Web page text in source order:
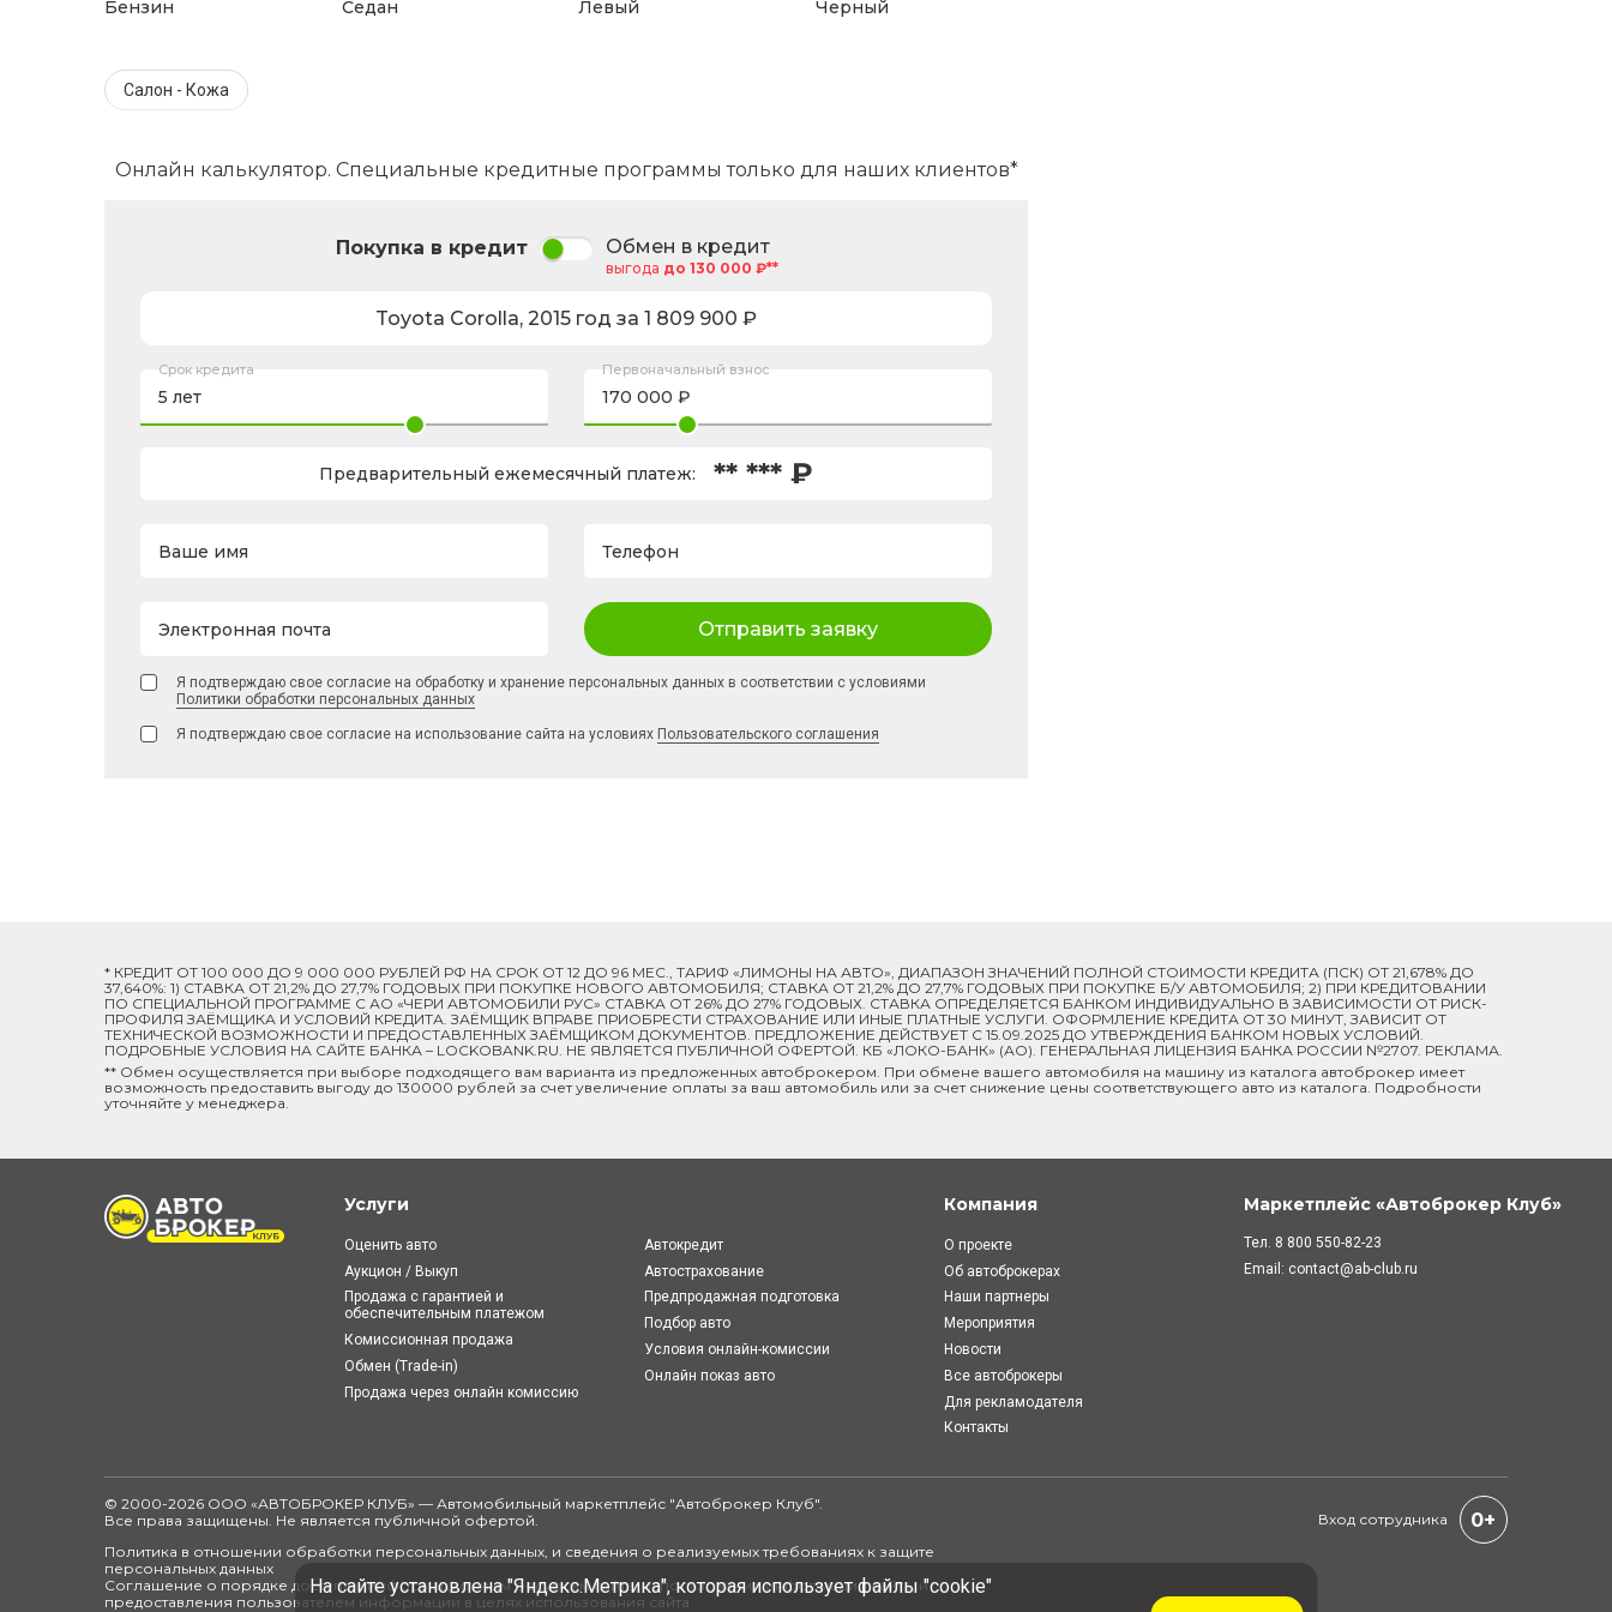
На сайте установлена "Яндекс.Метрика", которая использует файлы "cookie"
Бензин Седан Левый Черный
Салон - Кожа
Онлайн калькулятор. Специальные кредитные программы только для наших клиентов*
Покупка в кредит Обмен в кредит
выгода до 130 000 ₽**
Toyota Corolla, 2015 год за 1 809 900 ₽
Срок кредита Первоначальный взнос
Предварительный ежемесячный платеж: ** *** ₽
Ваше имя Телефон
Электронная почта Отправить заявку
Я подтверждаю свое согласие на обработку и хранение персональных данных в соответствии с условиями
Политики обработки персональных данных
Я подтверждаю свое согласие на использование сайта на условиях Пользовательского соглашения
* КРЕДИТ ОТ 100 000 ДО 9 000 000 РУБЛЕЙ РФ НА СРОК ОТ 12 ДО 96 МЕС., ТАРИФ «ЛИМОНЫ НА АВТО», ДИАПАЗОН ЗНАЧЕНИЙ ПОЛНОЙ СТОИМОСТИ КРЕДИТА (ПСК) ОТ 21,678% ДО
37,640%: 1) СТАВКА ОТ 21,2% ДО 27,7% ГОДОВЫХ ПРИ ПОКУПКЕ НОВОГО АВТОМОБИЛЯ; СТАВКА ОТ 21,2% ДО 27,7% ГОДОВЫХ ПРИ ПОКУПКЕ Б/У АВТОМОБИЛЯ; 2) ПРИ КРЕДИТОВАНИИ
ПО СПЕЦИАЛЬНОЙ ПРОГРАММЕ C АО «ЧЕРИ АВТОМОБИЛИ РУС» СТАВКА ОТ 26% ДО 27% ГОДОВЫХ. СТАВКА ОПРЕДЕЛЯЕТСЯ БАНКОМ ИНДИВИДУАЛЬНО В ЗАВИСИМОСТИ ОТ РИСК-
ПРОФИЛЯ ЗАЁМЩИКА И УСЛОВИЙ КРЕДИТА. ЗАЁМЩИК ВПРАВЕ ПРИОБРЕСТИ СТРАХОВАНИЕ ИЛИ ИНЫЕ ПЛАТНЫЕ УСЛУГИ. ОФОРМЛЕНИЕ КРЕДИТА ОТ 30 МИНУТ, ЗАВИСИТ ОТ
ТЕХНИЧЕСКОЙ ВОЗМОЖНОСТИ И ПРЕДОСТАВЛЕННЫХ ЗАЁМЩИКОМ ДОКУМЕНТОВ. ПРЕДЛОЖЕНИЕ ДЕЙСТВУЕТ С 15.09.2025 ДО УТВЕРЖДЕНИЯ БАНКОМ НОВЫХ УСЛОВИЙ.
ПОДРОБНЫЕ УСЛОВИЯ НА САЙТЕ БАНКА – LOCKOBANK.RU. НЕ ЯВЛЯЕТСЯ ПУБЛИЧНОЙ ОФЕРТОЙ. КБ «ЛОКО-БАНК» (АО). ГЕНЕРАЛЬНАЯ ЛИЦЕНЗИЯ БАНКА РОССИИ №2707. РЕКЛАМА.
** Обмен осуществляется при выборе подходящего вам варианта из предложенных автоброкером. При обмене вашего автомобиля на машину из каталога автоброкер имеет
возможность предоставить выгоду до 130000 рублей за счет увеличение оплаты за ваш автомобиль или за счет снижение цены соответствующего авто из каталога. Подробности
уточняйте у менеджера.
Услуги
Оценить авто
Аукцион / Выкуп
Продажа с гарантией и
обеспечительным платежом
Комиссионная продажа
Обмен (Trade-in)
Продажа через онлайн комиссию
Автокредит
Автострахование
Предпродажная подготовка
Подбор авто
Условия онлайн-комиcсии
Онлайн показ авто
Компания
О проекте
Об автоброкерах
Наши партнеры
Мероприятия
Новости
Все автоброкеры
Для рекламодателя
Контакты
Маркетплейс «Автоброкер Клуб»
Тел. 8 800 550-82-23
Email: contact@ab-club.ru
© 2000-2026 ООО «АВТОБРОКЕР КЛУБ» — Автомобильный маркетплейс "Автоброкер Клуб".
Все права защищены. Не является публичной офертой.
Политика в отношении обработки персональных данных, и сведения о реализуемых требованиях к защите
персональных данных
Соглашение о порядке доступа к информационным ресурсам сайта, использования информации сайта, и
предоставления пользователем информации в целях использования сайта
Вход сотрудника 0+